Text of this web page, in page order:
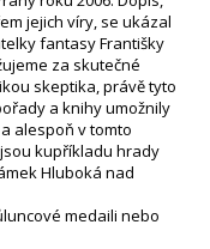
jejich víry, se ukázal
fantasy Františky
za skutečné
skeptika, právě tyto
a knihy umožnily
alespoň v tomto
kupříkladu hrady
Hluboká nad
medaili nebo